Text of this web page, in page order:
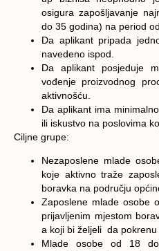
osigura zapošljavanje
do 35 godina) na period
Da aplikant pripada
navedeno ispod.
Da aplikant posjeduje
vođenje proizvodnog
aktivnošću.
Da aplikant ima
ili iskustvo na poslovima
Ciljne grupe:
Nezaposlene mlade
koje aktivno traže
boravka na području
Zaposlene mlade osobe
prijavljenim mjestom
a koji bi željeli da pokrenu
Mlade osobe od 18